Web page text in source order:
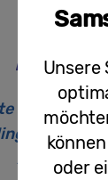
Samsung
mit
Unsere
oder